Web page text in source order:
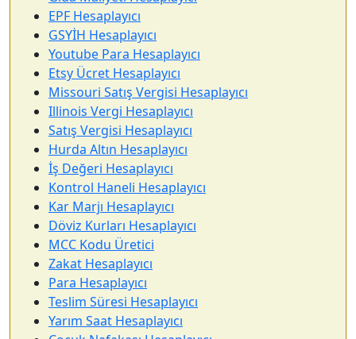
EPF Hesaplayıcı
GSYİH Hesaplayıcı
Youtube Para Hesaplayıcı
Etsy Ücret Hesaplayıcı
Missouri Satış Vergisi Hesaplayıcı
Illinois Vergi Hesaplayıcı
Satış Vergisi Hesaplayıcı
Hurda Altın Hesaplayıcı
İş Değeri Hesaplayıcı
Kontrol Haneli Hesaplayıcı
Kar Marjı Hesaplayıcı
Döviz Kurları Hesaplayıcı
MCC Kodu Üretici
Zakat Hesaplayıcı
Para Hesaplayıcı
Teslim Süresi Hesaplayıcı
Yarım Saat Hesaplayıcı